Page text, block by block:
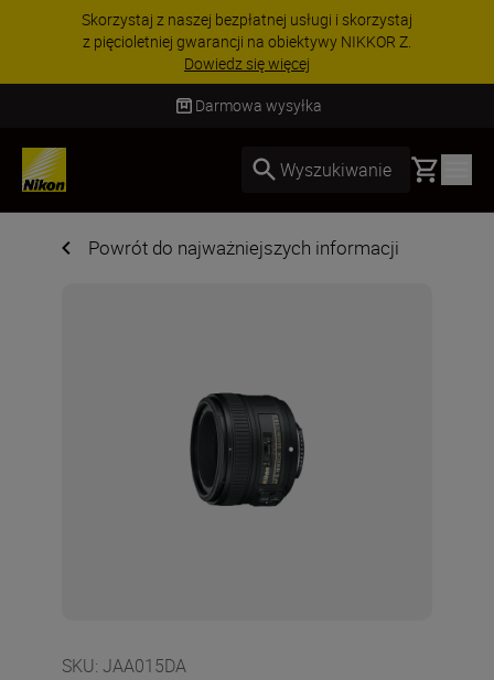
PROMOCJA NA AKCESORIA | Oszczędź 15% na
wybranych akcesoriach i skompletuj swój
zestaw już dzisiaj!
Darmowa wysyłka
Wyszukiwanie Basket
Powrót do najważniejszych informacji
SKU: JAA015DA